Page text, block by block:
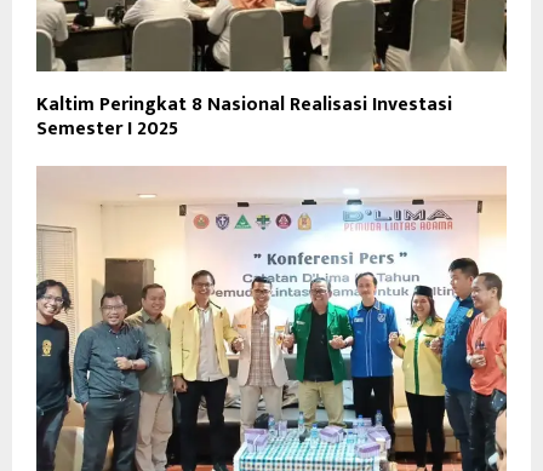
Kaltim Peringkat 8 Nasional Realisasi Investasi
Semester I 2025